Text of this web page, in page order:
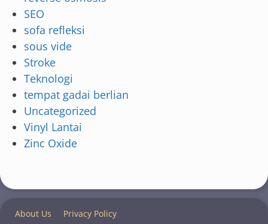
SEO
sofa refleksi
sous vide
Stroke
Teknologi
tempat gadai berlian
Uncategorized
Vinyl Lantai
Zinc Oxide
About Us Privacy Policy